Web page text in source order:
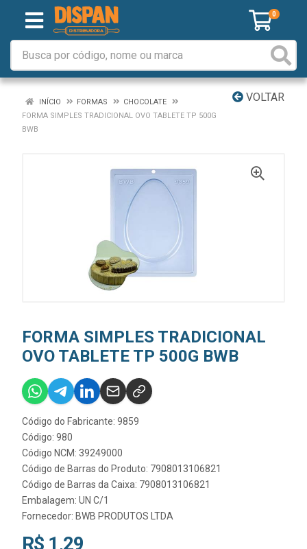
0
VOLTAR
INÍCIO FORMAS
CHOCOLATE
FORMA SIMPLES TRADICIONAL OVO TABLETE TP 500G
BWB
FORMA SIMPLES TRADICIONAL
OVO TABLETE TP 500G BWB
Código do Fabricante: 9859
Código: 980
Código NCM: 39249000
Código de Barras do Produto: 7908013106821
Código de Barras da Caixa: 7908013106821
Embalagem: UN C/1
Fornecedor: BWB PRODUTOS LTDA
R$ 1,29